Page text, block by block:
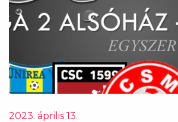
2023. április 13.